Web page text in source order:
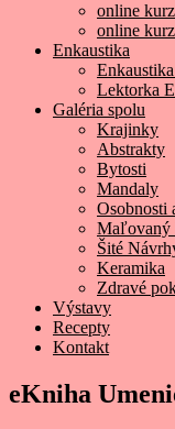
online
online
Enkaustika
Lektorka
Galéria spolu
Krajinky
Abstrakty
Bytosti
Mandaly
Osobnosti
Maľovaný
Šité
Keramika
Zdravé
Výstavy
Recepty
Kontakt
eKniha